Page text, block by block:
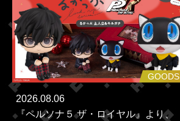
GOODS
2026.08.06
『ペルソナ５ ザ・ロイヤル』より、